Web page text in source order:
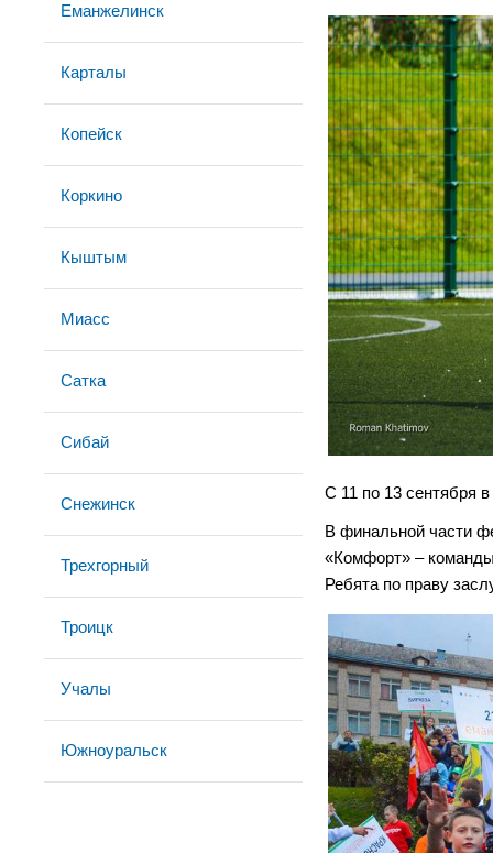
Еманжелинск
Карталы
Копейск
Коркино
Кыштым
Миасс
Сатка
Сибай
Снежинск
Трехгорный
Троицк
Учалы
Южноуральск
С 11 по 13 сентября
В финальной части
«Комфорт» –
Ребята по праву